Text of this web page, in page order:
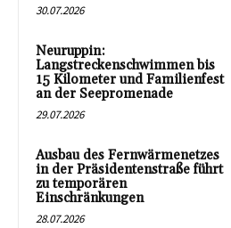
30.07.2026
Neuruppin:
Langstreckenschwimmen bis
15 Kilometer und Familienfest
an der Seepromenade
29.07.2026
Ausbau des Fernwärmenetzes
in der Präsidentenstraße führt
zu temporären
Einschränkungen
28.07.2026